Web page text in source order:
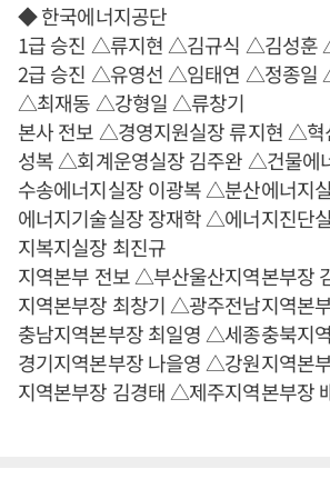
◆ 한국에너지공단
1급 승진 △류지현 △김규식 △김성훈
2급 승진 △유영선 △임태연 △정종일
△최재동 △강형일 △류창기
본사 전보 △경영지원실장 류지현 △혁
성복 △회계운영실장 김주완 △건물에
수송에너지실장 이광복 △분산에너지
에너지기술실장 장재학 △에너지진단
지복지실장 최진규
지역본부 전보 △부산울산지역본부장
지역본부장 최창기 △광주전남지역본
충남지역본부장 최일영 △세종충북지
경기지역본부장 나을영 △강원지역본
지역본부장 김경태 △제주지역본부장